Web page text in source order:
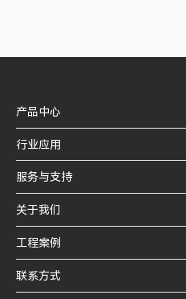
产品中心
行业应用
服务与支持
关于我们
工程案例
联系方式